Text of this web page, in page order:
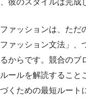
ァッションは、ただ
ァッション文法」、
からです。競合のブ
ールを解読すること
くための最短ルート